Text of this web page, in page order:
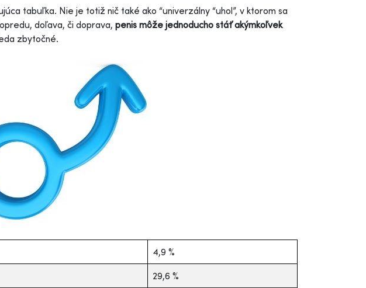
tabuľka. Nie je totiž nič také ako “univerzálny “uhol”, v ktorom sa
doľava, či doprava, penis môže jednoducho stáť akýmkoľvek
zbytočné.
4,9 %
29,6 %